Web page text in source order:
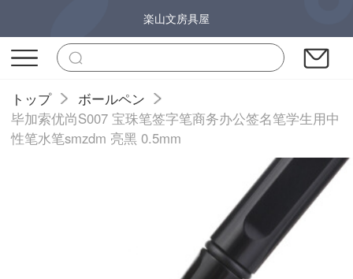
楽山文房具屋
トップ
ボールペン
毕加索优尚S007 宝珠笔签字笔商务办公签名笔学生用中
性笔水笔smzdm 亮黑 0.5mm